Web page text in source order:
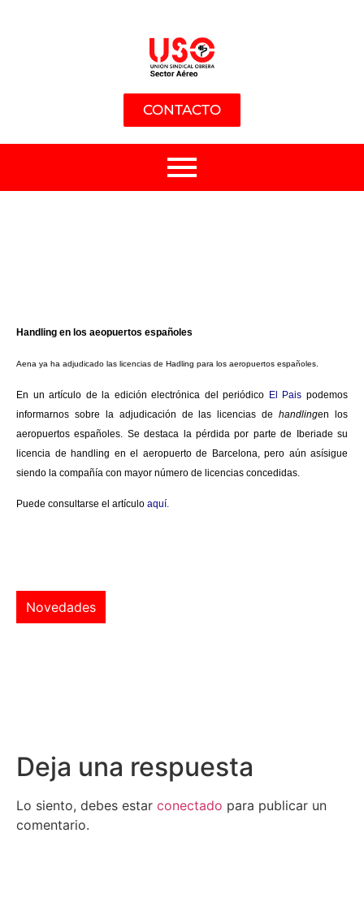
CONTACTO
Handling en los aeopuertos españoles
Aena ya ha adjudicado las licencias de Hadling para los aeropuertos españoles.
En un artículo de la edición electrónica del periódico El Pais podemos
informarnos sobre la adjudicación de las licencias dehandlingen los
aeropuertos españoles. Se destaca la pérdida por parte de Iberiade su
licencia de handling en el aeropuerto de Barcelona, pero aún asísigue
siendo la compañía con mayor número de licencias concedidas.
Puede consultarse el artículo aquí.
Novedades
Deja una respuesta
Lo siento, debes estar conectado para publicar un
comentario.